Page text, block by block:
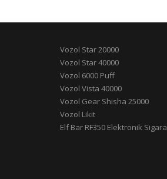
Vozol Star 20000
Vozol Star 40000
Vozol 6000 Puff
Vozol Vista 40000
Vozol Gear Shisha 25000
Vozol Likit
Elf Bar RF350 Elektronik Sigara